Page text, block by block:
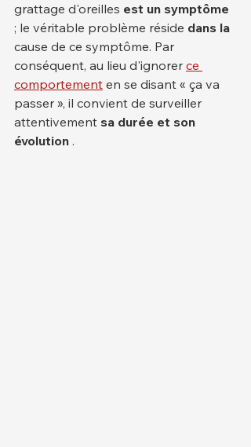
grattage d'oreilles est un symptôme
; le véritable problème réside dans la
cause de ce symptôme. Par
conséquent, au lieu d'ignorer ce
comportement en se disant « ça va
passer », il convient de surveiller
attentivement sa durée et son
évolution .